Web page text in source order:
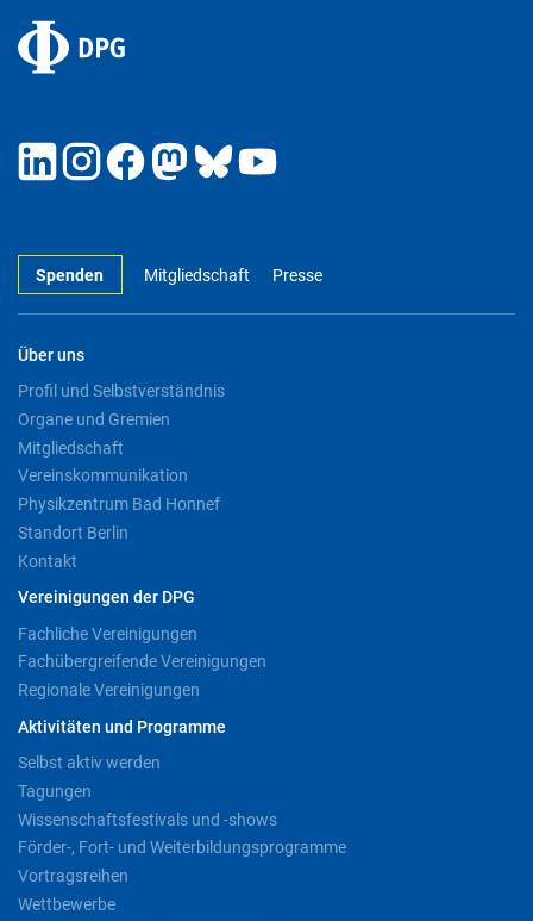
Spenden Mitgliedschaft Presse
Über uns
Profil und Selbstverständnis
Organe und Gremien
Mitgliedschaft
Vereinskommunikation
Physikzentrum Bad Honnef
Standort Berlin
Kontakt
Vereinigungen der DPG
Fachliche Vereinigungen
Fachübergreifende Vereinigungen
Regionale Vereinigungen
Aktivitäten und Programme
Selbst aktiv werden
Tagungen
Wissenschaftsfestivals und -shows
Förder-, Fort- und Weiterbildungsprogramme
Vortragsreihen
Wettbewerbe